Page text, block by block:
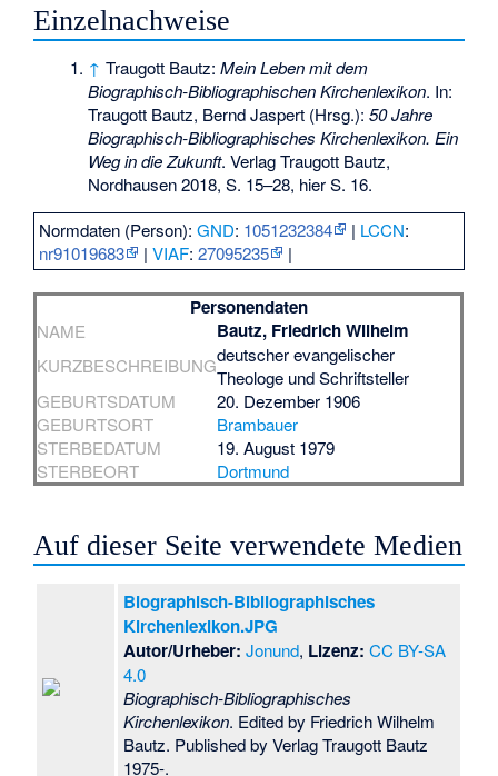
Einzelnachweise
↑ Traugott Bautz:Mein Leben mit dem
Biographisch-Bibliographischen Kirchenlexikon. In:
Traugott Bautz, Bernd Jaspert (Hrsg.):50 Jahre
Biographisch-Bibliographisches Kirchenlexikon. Ein
Weg in die Zukunft. Verlag Traugott Bautz,
Nordhausen 2018, S. 15–28, hier S. 16.
Normdaten (Person):GND: 1051232384 | LCCN:
nr91019683
|VIAF:27095235 |
Personendaten
NAME Bautz, Friedrich Wilhelm
KURZBESCHREIBUNGdeutscher evangelischer
Theologe und Schriftsteller
GEBURTSDATUM
20. Dezember 1906
GEBURTSORT
Brambauer
STERBEDATUM
19. August 1979
STERBEORT
Dortmund
Auf dieser Seite verwendete Medien
Biographisch-Bibliographisches
Kirchenlexikon.JPG
Autor/Urheber: Jonund, Lizenz: CC BY-SA
4.0
Biographisch-Bibliographisches
Kirchenlexikon. Edited by Friedrich Wilhelm
Bautz. Published by Verlag Traugott Bautz
1975-.